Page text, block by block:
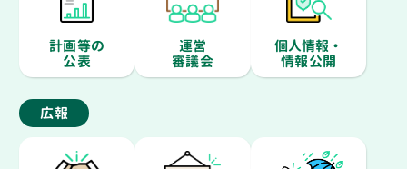
計画等の
公表
運営
審議会
個人情報・
情報公開
広報